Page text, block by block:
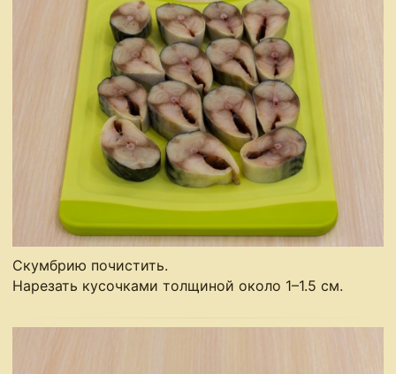
Скумбрию почистить.
Нарезать кусочками толщиной около 1–1.5 см.